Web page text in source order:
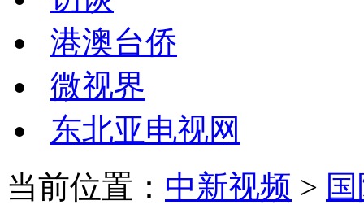
港澳台侨
微视界
东北亚电视网
当前位置： 中新视频 >